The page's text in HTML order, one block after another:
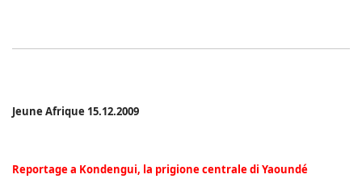
Jeune Afrique 15.12.2009
Reportage a Kondengui, la prigione centrale di Yaoundé